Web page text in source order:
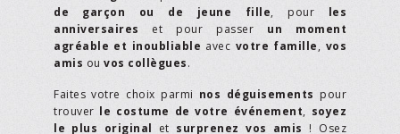
de garçon ou de jeune fille, pour les
anniversaires et pour passer un moment
agréable et inoubliable avec votre famille, vos
amis ou vos collègues.
Faites votre choix parmi nos déguisements pour
trouver le costume de votre événement, soyez
le plus original et surprenez vos amis ! Osez